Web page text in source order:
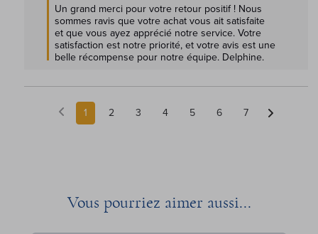
Un grand merci pour votre retour positif ! Nous
sommes ravis que votre achat vous ait satisfaite
et que vous ayez apprécié notre service. Votre
satisfaction est notre priorité, et votre avis est une
belle récompense pour notre équipe. Delphine.
1 2 3 4 5 6 7
Vous pourriez aimer aussi...